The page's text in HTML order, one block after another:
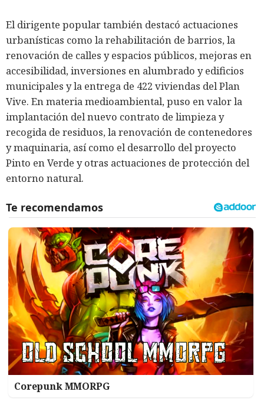
El dirigente popular también destacó actuaciones
urbanísticas como la rehabilitación de barrios, la
renovación de calles y espacios públicos, mejoras en
accesibilidad, inversiones en alumbrado y edificios
municipales y la entrega de 422 viviendas del Plan
Vive. En materia medioambiental, puso en valor la
implantación del nuevo contrato de limpieza y
recogida de residuos, la renovación de contenedores
y maquinaria, así como el desarrollo del proyecto
Pinto en Verde y otras actuaciones de protección del
entorno natural.
Corepunk MMORPG